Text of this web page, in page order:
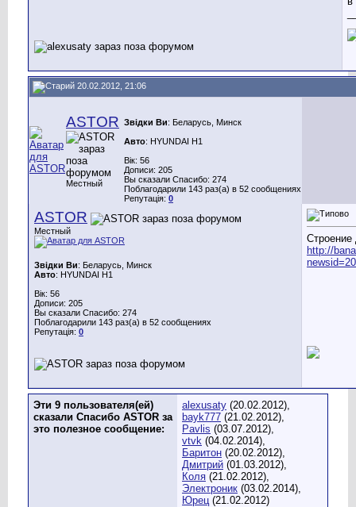
20.02.2012, 21:06
ASTOR
Местный
Звідки Ви: Беларусь, Минск
Авто: HYUNDAI H1
Вік: 56
Дописи: 205
Вы сказали Спасибо: 274
Поблагодарили 143 раз(а) в 52 сообщениях
Репутація: 0
ASTOR
Местный
Звідки Ви: Беларусь, Минск
Авто: HYUNDAI H1
Вік: 56
Дописи: 205
Вы сказали Спасибо: 274
Поблагодарили 143 раз(а) в 52 сообщениях
Репутація: 0
Строение
http://
Эти 9 пользователя(ей)
сказали Спасибо ASTOR за
это полезное сообщение:
alexusaty (20.02.2012),
bayk777 (21.02.2012),
Pavlis (03.07.2012),
vtvk (04.02.2014),
Баритон (20.02.2012),
Дмитрий (01.03.2012),
Коля (21.02.2012),
Электроник (03.02.2014),
Юрец (21.02.2012)